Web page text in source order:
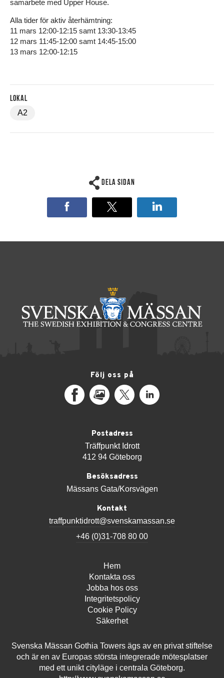
samarbete med Upper House.
Alla tider för aktiv återhämtning:
11 mars 12:00-12:15 samt 13:30-13:45
12 mars 11:45-12:00 samt 14:45-15:00
13 mars 12:00-12:15
Lokal
A2
Dela sidan
Följ oss på
FacebookMediaPortal
X LinkedIn
Postadress
Träffpunkt Idrott
412 94 Göteborg
Besöksadress
Mässans Gata/Korsvägen
Kontakt
traffpunktidrott@svenskamassan.se
+46 (0)31-708 80 00
Hem
Kontakta oss
Jobba hos oss
Integritetspolicy
Cookie Policy
Säkerhet
Svenska Mässan Gothia Towers ägs av en privat stiftelse
och är en av Europas största integrerade mötesplatser
med ett unikt cityläge i centrala Göteborg.